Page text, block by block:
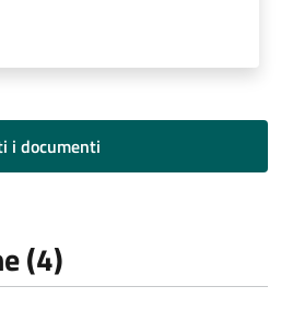
i documenti
(4)